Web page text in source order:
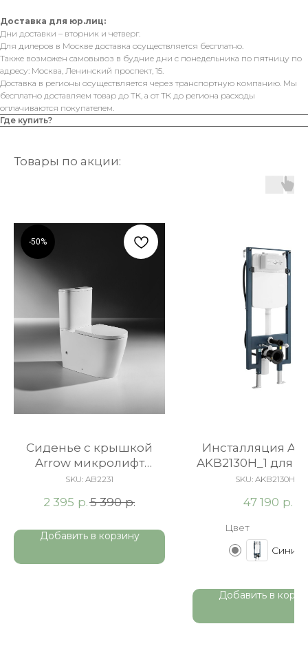
Доставка для юр.лиц:
Дни доставки – вторник и четверг.
Для дилеров в Москве доставка осуществляется бесплатно.
Также возможен самовывоз в будние дни с понедельника по пятницу по
адресу: Москва, Ленинский проспект, 15.
Доставка в регионы осуществляется через транспортную компанию. Мы
бесплатно доставляем товар до ТК, а от ТК до региона расходы
оплачиваются покупателем.
Где купить?
Товары по акции:
-50%
Сиденье с крышкой
Arrow микролифт
Duroplast
SKU: AB2231
2 395 р. 5 390 р.
Добавить в корзину
Инсталляция
AKB2130H_1 для
унитаза
SKU: AKB2130H_1
47 190 р.
Цвет
Синий
Добавить в